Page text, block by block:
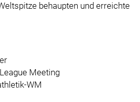
behaupten und erreichte
Meeting
WM